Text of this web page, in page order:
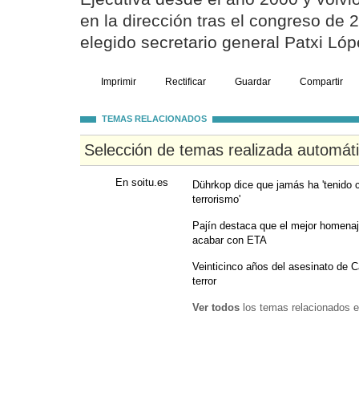
en la dirección tras el congreso de
elegido secretario general Patxi
Imprimir Rectificar Guardar Compartir
TEMAS RELACIONADOS
Selección de temas realizada
En soitu.es
Dührkop dice que jamás ha
terrorismo'
Pajín destaca que el mejor
acabar con ETA
Veinticinco años del asesinato de
terror
Ver todos los temas relacionados